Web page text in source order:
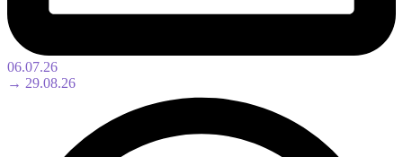
06.07.26
→ 29.08.26